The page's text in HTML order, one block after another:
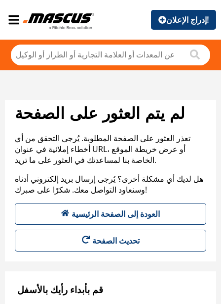
إدراج الإعلان!
لم يتم العثور على الصفحة
تعذر العثور على الصفحة المطلوبة. يُرجى التحقق من أي
أخطاء إملائية في عنوان URL، أو عرض خريطة الموقع
الخاصة بنا لمساعدتك في العثور على ما تريد.
هل لديك أي مشكلة أخرى؟ يُرجى إرسال بريد إلكتروني أدناه
وسنعاود التواصل معك. شكرًا على صبرك!
العودة إلى الصفحة الرئيسية
تحديث الصفحة
قم بأبداء رأيك بالأسفل